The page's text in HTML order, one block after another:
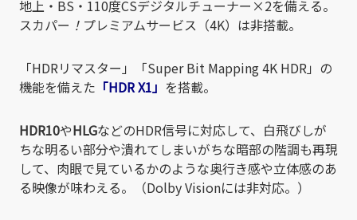
地上・BS・110度CSデジタルチューナー×2を備える。
スカパー ！ プレミアムサービス（4K）は非搭載。
「HDRリマスター」「Super Bit Mapping 4K HDR」の
機能を備えた 「HDR X1」 を搭載。
HDR10やHLGなどのHDR信号に対応して、白飛びしが
ちな明るい部分や潰れてしまいがちな暗部の階調も再現
して、肉眼で見ているかのような奥行き感や立体感のあ
る映像が味わえる。（Dolby Visionには非対応。）